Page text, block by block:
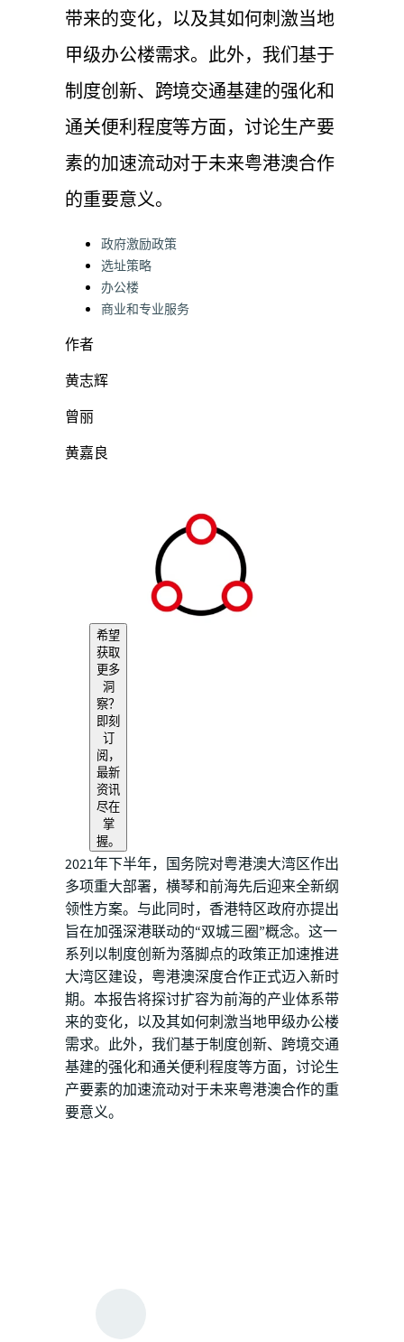
带来的变化，以及其如何刺激当地
甲级办公楼需求。此外，我们基于
制度创新、跨境交通基建的强化和
通关便利程度等方面，讨论生产要
素的加速流动对于未来粤港澳合作
的重要意义。
Categories:
政府激励政策
选址策略
办公楼
商业和专业服务
作者
黄志辉
曾丽
黄嘉良
希望
获取
更多
洞
察？
即刻
订
阅，
最新
资讯
尽在
掌
握。
2021年下半年，国务院对粤港澳大湾区作出
多项重大部署，横琴和前海先后迎来全新纲
领性方案。与此同时，香港特区政府亦提出
旨在加强深港联动的“双城三圈”概念。这一
系列以制度创新为落脚点的政策正加速推进
大湾区建设，粤港澳深度合作正式迈入新时
期。本报告将探讨扩容为前海的产业体系带
来的变化，以及其如何刺激当地甲级办公楼
需求。此外，我们基于制度创新、跨境交通
基建的强化和通关便利程度等方面，讨论生
产要素的加速流动对于未来粤港澳合作的重
要意义。